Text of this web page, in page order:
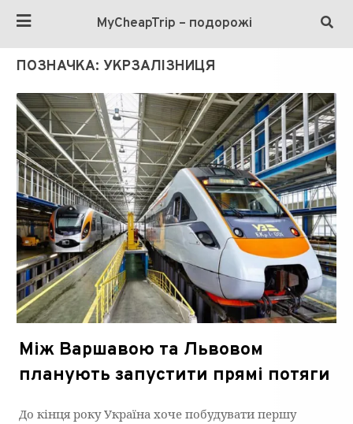
MyCheapTrip – подорожі
ПОЗНАЧКА: УКРЗАЛІЗНИЦЯ
Між Варшавою та Львовом
планують запустити прямі потяги
До кінця року Україна хоче побудувати першу